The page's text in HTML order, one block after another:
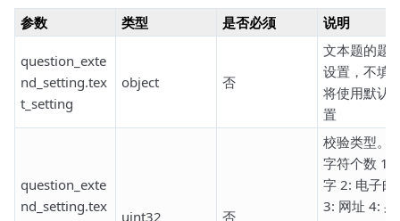
参数 类型 是否必须 说明
question_exte
nd_setting.tex
t_setting
object 否
文本题的题
设置，不填
将使用默认
置
question_exte
nd_setting.tex
uint32 否
校验类型。
字符个数 1:
字 2: 电子邮
3: 网址 4: